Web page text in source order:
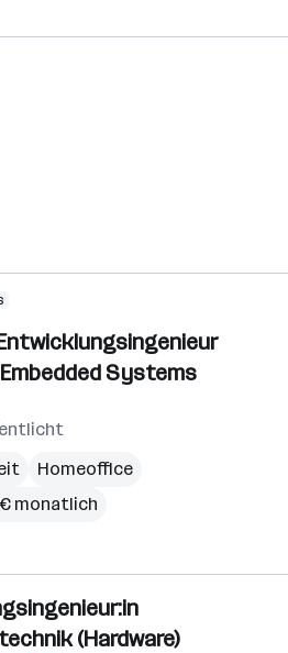
Systems
Homeoffice
monatlich
(Hardware)